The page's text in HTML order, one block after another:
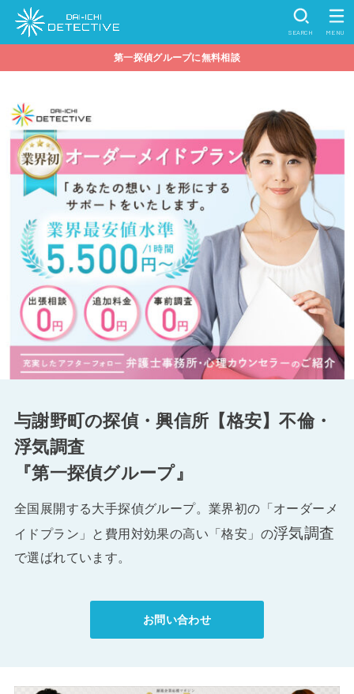
SEARCH MENU
第一探偵グループに無料相談
与謝野町の探偵・興信所【格安】不倫・
浮気調査
『第一探偵グループ』
全国展開する大手探偵グループ。業界初の「オーダーメ
イドプラン」と費用対効果の高い「格安」の浮気調査
で選ばれています。
お問い合わせ